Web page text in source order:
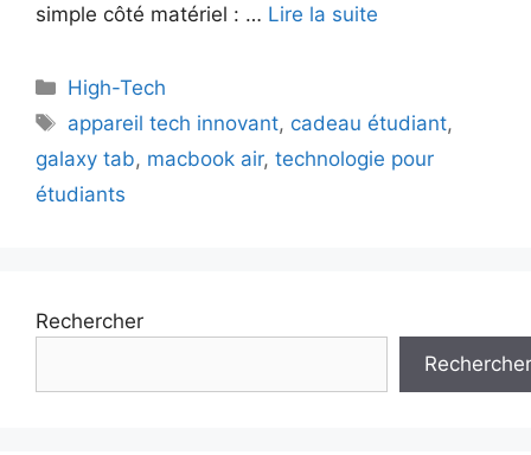
simple côté matériel : … Lire la suite
Catégories
High-Tech
Étiquettes
appareil tech innovant, cadeau étudiant,
galaxy tab, macbook air, technologie pour
étudiants
Rechercher
Rechercher